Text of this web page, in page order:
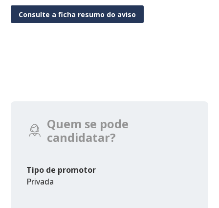
Consulte a ficha resumo do aviso
Quem se pode
candidatar?
Tipo de promotor
Privada